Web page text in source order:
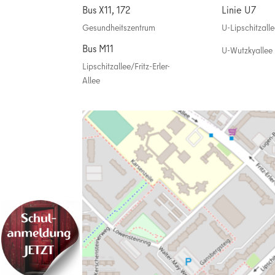
Bus X11, 172
Gesundheitszentrum
Bus M11
Lipschitzallee/Fritz-Erler-
Allee
Linie U7
U-
U-Wutzkyallee